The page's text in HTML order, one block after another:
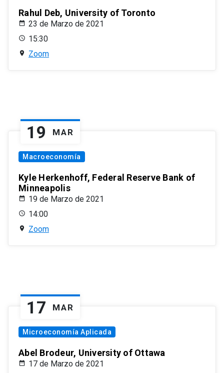
Rahul Deb, University of Toronto
23 de Marzo de 2021
15:30
Zoom
19 MAR
Macroeconomía
Kyle Herkenhoff, Federal Reserve Bank of
Minneapolis
19 de Marzo de 2021
14:00
Zoom
17 MAR
Microeconomía Aplicada
Abel Brodeur, University of Ottawa
17 de Marzo de 2021